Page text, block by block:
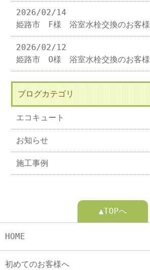
2026/02/14
姫路市 F様 浴室水栓交換のお客様
2026/02/12
姫路市 O様 浴室水栓交換のお客様
ブログカテゴリ
エコキュート
お知らせ
施工事例
▲TOPへ
HOME
初めてのお客様へ